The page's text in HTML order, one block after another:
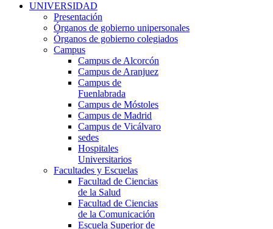
UNIVERSIDAD
Presentación
Órganos de gobierno unipersonales
Órganos de gobierno colegiados
Campus
Campus de Alcorcón
Campus de Aranjuez
Campus de
Fuenlabrada
Campus de Móstoles
Campus de Madrid
Campus de Vicálvaro
sedes
Hospitales
Universitarios
Facultades y Escuelas
Facultad de Ciencias
de la Salud
Facultad de Ciencias
de la Comunicación
Escuela Superior de